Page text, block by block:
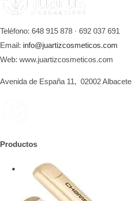
Teléfono: 648 915 878 · 692 037 691
Email: info@juartizcosmeticos.com
Web: www.juartizcosmeticos.com
Avenida de España 11, 02002 Albacete
Productos